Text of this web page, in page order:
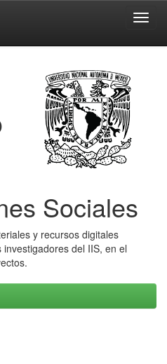
Sociales
y recursos digitales
del IIS, en el